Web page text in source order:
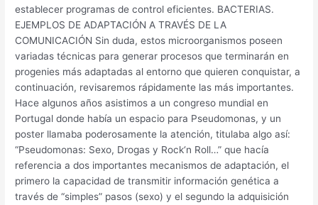
establecer programas de control eficientes. BACTERIAS.
EJEMPLOS DE ADAPTACIÓN A TRAVÉS DE LA
COMUNICACIÓN Sin duda, estos microorganismos poseen
variadas técnicas para generar procesos que terminarán en
progenies más adaptadas al entorno que quieren conquistar, a
continuación, revisaremos rápidamente las más importantes.
Hace algunos años asistimos a un congreso mundial en
Portugal donde había un espacio para Pseudomonas, y un
poster llamaba poderosamente la atención, titulaba algo así:
“Pseudomonas: Sexo, Drogas y Rock‘n Roll…” que hacía
referencia a dos importantes mecanismos de adaptación, el
primero la capacidad de transmitir información genética a
través de “simples” pasos (sexo) y el segundo la adquisición